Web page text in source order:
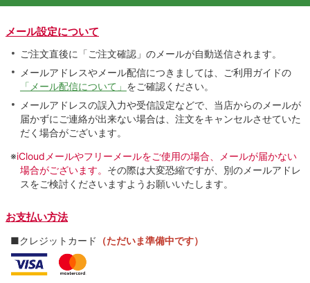
メール設定について
ご注文直後に「ご注文確認」のメールが自動送信されます。
メールアドレスやメール配信につきましては、ご利用ガイドの
「メール配信について」 をご確認ください。
メールアドレスの誤入力や受信設定などで、当店からのメールが
届かずにご連絡が出来ない場合は、注文をキャンセルさせていた
だく場合がございます。
※iCloudメールやフリーメールをご使用の場合、メールが届かない
場合がございます。 その際は大変恐縮ですが、別のメールアドレ
スをご検討くださいますようお願いいたします。
お支払い方法
■クレジットカード （ただいま準備中です）